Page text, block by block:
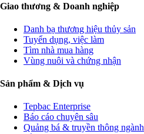
Giao thương & Doanh nghiệp
Danh bạ thương hiệu thủy sản
Tuyển dụng, việc làm
Tìm nhà mua hàng
Vùng nuôi và chứng nhận
Sản phẩm & Dịch vụ
Tepbac Enterprise
Báo cáo chuyên sâu
Quảng bá & truyền thông ngành